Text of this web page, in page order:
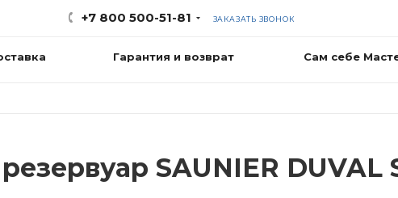
+7 800 500-51-81 ЗАКАЗАТЬ ЗВОНОК
Гарантия и возврат Сам себе
SAUNIER DUVAL